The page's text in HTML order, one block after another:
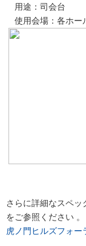
用途：司会台
使用会場：各ホー
さらに詳細なスペ
をご参照ください 。
虎ノ門ヒルズフォ